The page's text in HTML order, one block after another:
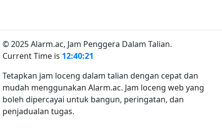
© 2025 Alarm.ac, Jam Penggera Dalam Talian.
Current Time is 12:40:21
Tetapkan jam loceng dalam talian dengan cepat dan
mudah menggunakan Alarm.ac. Jam loceng web yang
boleh dipercayai untuk bangun, peringatan, dan
penjadualan tugas.